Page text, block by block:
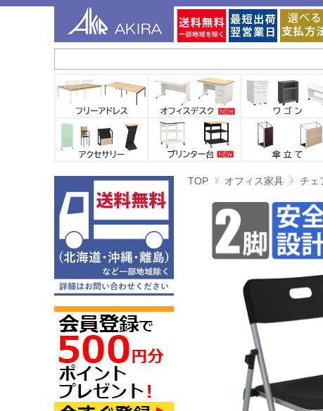
TOP オフィス家具 チェ